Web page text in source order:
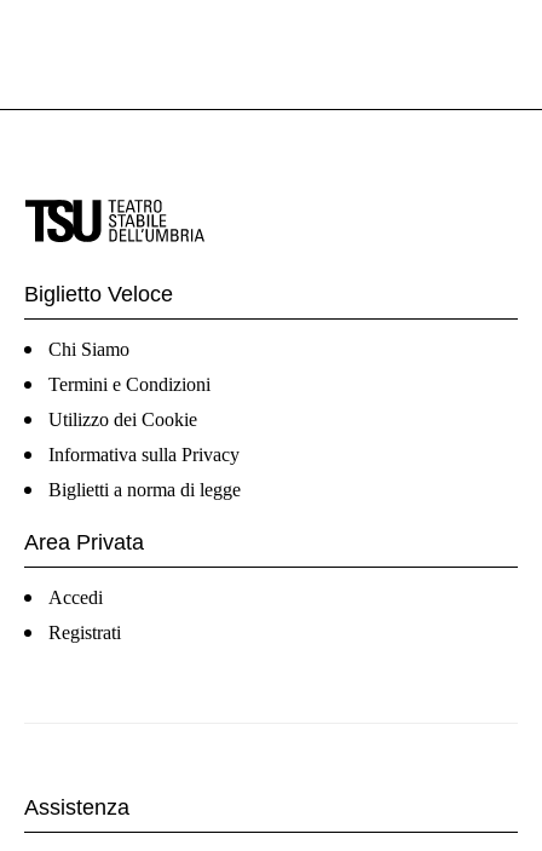
Biglietto Veloce
Chi Siamo
Termini e Condizioni
Utilizzo dei Cookie
Informativa sulla Privacy
Biglietti a norma di legge
Area Privata
Accedi
Registrati
Assistenza